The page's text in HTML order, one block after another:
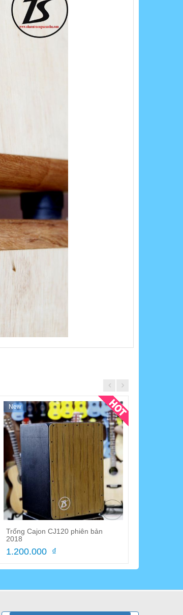
New
Trống Cajon CJ120 phiên bản
2018
1.200.000 ₫